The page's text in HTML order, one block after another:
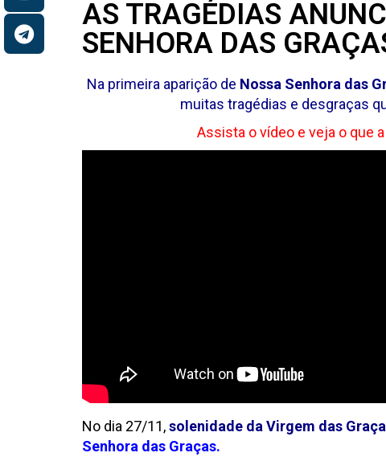
AS TRAGÉDIAS
SENHORA DAS
Na primeira aparição de Nossa Senhora das
muitas tragédias e desgraças
Assista o vídeo e veja o que
No dia 27/11,solenidade da Virgem das
Senhora das Graças.